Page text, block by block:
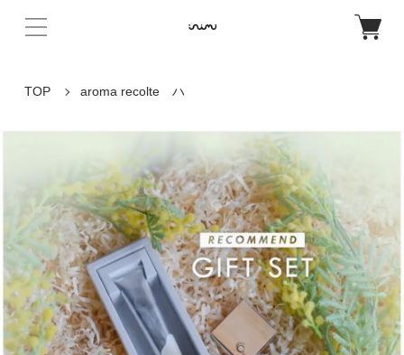
TOP aroma recolte ハ